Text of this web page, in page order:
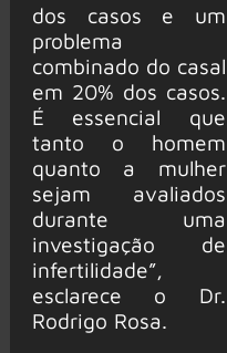
dos casos e um
problema
combinado do casal
em 20% dos casos.
É essencial que
tanto o homem
quanto a mulher
sejam avaliados
durante uma
investigação de
infertilidade”,
esclarece o Dr.
Rodrigo Rosa.